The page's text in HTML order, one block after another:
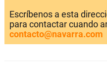
Escríbenos a esta
para contactar cuando
contacto@navarra.com